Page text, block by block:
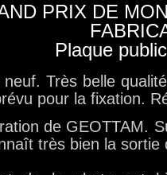
PRIX DE
Plaque
neuf. Très belle
pour la fixation.
de GEOTTAM.
très bien la sortie